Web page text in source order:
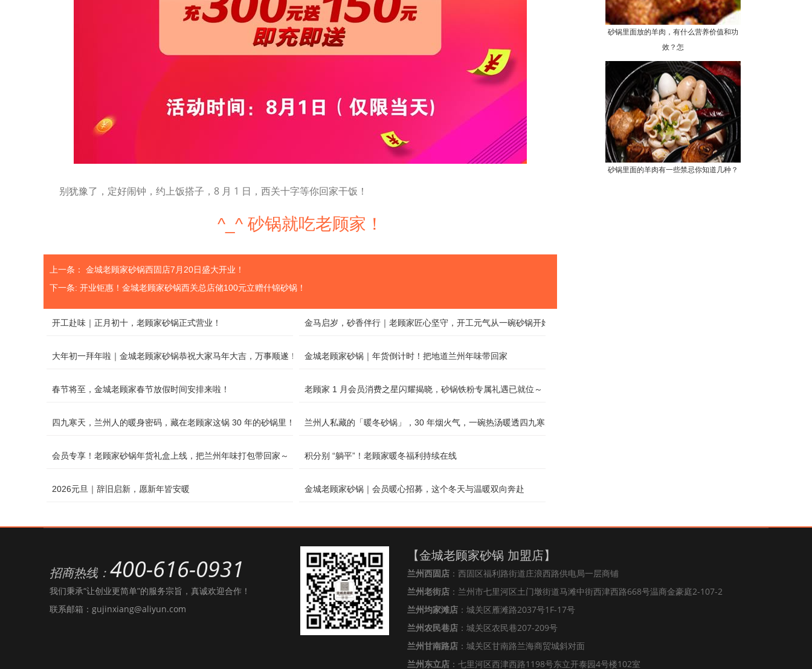
别犹豫了，定好闹钟，约上饭搭子，8 月 1 日，西关十字等你回家干饭！
^_^ 砂锅就吃老顾家！
上一条： 金城老顾家砂锅西固店7月20日盛大开业！
下一条: 开业钜惠！金城老顾家砂锅西关总店储100元立赠什锦砂锅！
开工赴味｜正月初十，老顾家砂锅正式营业！ 金马启岁，砂香伴行｜老顾家匠心坚守，开工元气从一碗砂锅开始！
大年初一拜年啦｜金城老顾家砂锅恭祝大家马年大吉，万事顺遂！ 金城老顾家砂锅｜年货倒计时！把地道兰州年味带回家
春节将至，金城老顾家春节放假时间安排来啦！ 老顾家 1 月会员消费之星闪耀揭晓，砂锅铁粉专属礼遇已就位～
四九寒天，兰州人的暖身密码，藏在老顾家这锅 30 年的砂锅里！ 兰州人私藏的「暖冬砂锅」，30 年烟火气，一碗热汤暖透四九寒天
会员专享！老顾家砂锅年货礼盒上线，把兰州年味打包带回家～ 积分别 “躺平”！老顾家暖冬福利持续在线
2026元旦｜辞旧启新，愿新年皆安暖 金城老顾家砂锅｜会员暖心招募，这个冬天与温暖双向奔赴
砂锅里面放的羊肉，有什么营养价值和功
效？怎
砂锅里面的羊肉有一些禁忌你知道几种？
招商热线： 400-616-0931
我们秉承“让创业更简单”的服务宗旨，真诚欢迎合作！
联系邮箱：gujinxiang@aliyun.com
【金城老顾家砂锅 加盟店】
兰州西固店 ：西固区福利路街道庄浪西路供电局一层商铺
兰州老街店 ：兰州市七里河区土门墩街道马滩中街西津西路668号温商金豪庭2-107-2
兰州均家滩店 ：城关区雁滩路2037号1F-17号
兰州农民巷店 ：城关区农民巷207-209号
兰州甘南路店 ：城关区甘南路兰海商贸城斜对面
兰州东立店 ：七里河区西津西路1198号东立开泰园4号楼102室